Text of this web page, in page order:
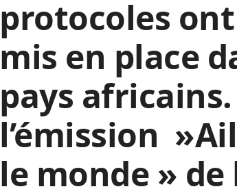
protocoles
mis en place
pays
l’émission
le monde » de